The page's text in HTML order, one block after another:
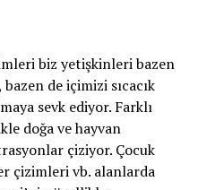
biz yetişkinleri bazen
de içimizi sıcacık
sevk ediyor. Farklı
doğa ve hayvan
çiziyor. Çocuk
çizimleri vb. alanlarda